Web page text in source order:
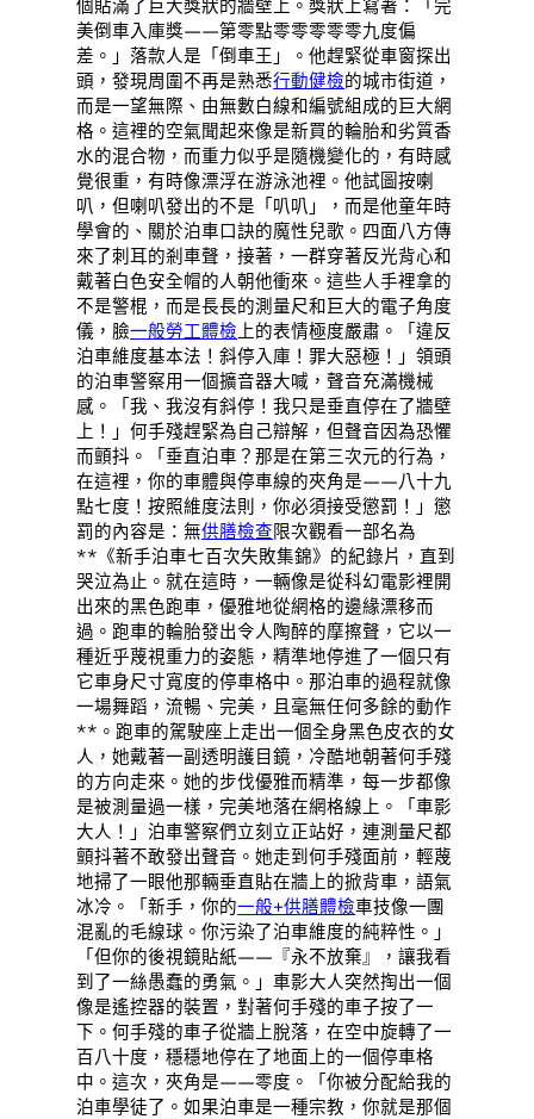
個貼滿了巨大獎狀的牆壁上。獎狀上寫著：「完
美倒車入庫獎——第零點零零零零零九度偏
差。」落款人是「倒車王」。他趕緊從車窗探出
頭，發現周圍不再是熟悉行動健檢的城市街道，
而是一望無際、由無數白線和編號組成的巨大網
格。這裡的空氣聞起來像是新買的輪胎和劣質香
水的混合物，而重力似乎是隨機變化的，有時感
覺很重，有時像漂浮在游泳池裡。他試圖按喇
叭，但喇叭發出的不是「叭叭」，而是他童年時
學會的、關於泊車口訣的魔性兒歌。四面八方傳
來了刺耳的剎車聲，接著，一群穿著反光背心和
戴著白色安全帽的人朝他衝來。這些人手裡拿的
不是警棍，而是長長的測量尺和巨大的電子角度
儀，臉一般勞工體檢 上的表情極度嚴肅。「違反
泊車維度基本法！斜停入庫！罪大惡極！」領頭
的泊車警察用一個擴音器大喊，聲音充滿機械
感。「我、我沒有斜停！我只是垂直停在了牆壁
上！」何手殘趕緊為自己辯解，但聲音因為恐懼
而顫抖。「垂直泊車？那是在第三次元的行為，
在這裡，你的車體與停車線的夾角是——八十九
點七度！按照維度法則，你必須接受懲罰！」懲
罰的內容是：無供膳檢查限次觀看一部名為
**《新手泊車七百次失敗集錦》的紀錄片，直到
哭泣為止。就在這時，一輛像是從科幻電影裡開
出來的黑色跑車，優雅地從網格的邊緣漂移而
過。跑車的輪胎發出令人陶醉的摩擦聲，它以一
種近乎蔑視重力的姿態，精準地停進了一個只有
它車身尺寸寬度的停車格中。那泊車的過程就像
一場舞蹈，流暢、完美，且毫無任何多餘的動作
**。跑車的駕駛座上走出一個全身黑色皮衣的女
人，她戴著一副透明護目鏡，冷酷地朝著何手殘
的方向走來。她的步伐優雅而精準，每一步都像
是被測量過一樣，完美地落在網格線上。「車影
大人！」泊車警察們立刻立正站好，連測量尺都
顫抖著不敢發出聲音。她走到何手殘面前，輕蔑
地掃了一眼他那輛垂直貼在牆上的掀背車，語氣
冰冷。「新手，你的一般+供膳體檢車技像一團
混亂的毛線球。你污染了泊車維度的純粹性。」
「但你的後視鏡貼紙——『永不放棄』，讓我看
到了一絲愚蠢的勇氣。」車影大人突然掏出一個
像是遙控器的裝置，對著何手殘的車子按了一
下。何手殘的車子從牆上脫落，在空中旋轉了一
百八十度，穩穩地停在了地面上的一個停車格
中。這次，夾角是——零度。「你被分配給我的
泊車學徒了。如果泊車是一種宗教，你就是那個